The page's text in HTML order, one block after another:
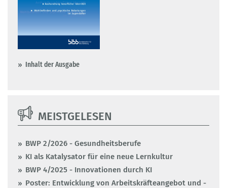
Inhalt der Ausgabe
MEISTGELESEN
BWP 2/2026 - Gesundheitsberufe
KI als Katalysator für eine neue Lernkultur
BWP 4/2025 - Innovationen durch KI
Poster: Entwicklung von Arbeitskräfteangebot und -